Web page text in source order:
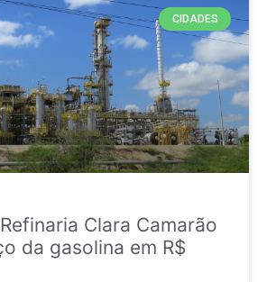
CIDADES
Clara Camarão
da gasolina em R$